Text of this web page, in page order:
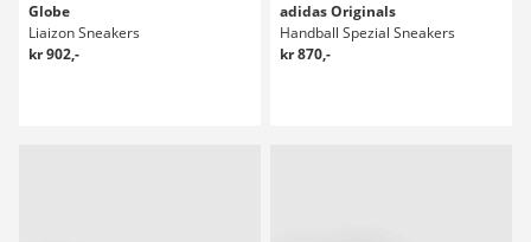
Globe
Liaizon Sneakers
kr 902,-
adidas Originals
Handball Spezial Sneakers
kr 870,-